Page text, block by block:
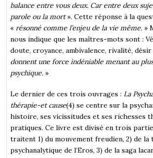
balance entre vous deux. Car entre deux
parole ou la mort». Cette réponse à la
« résonné comme l’enjeu de la vie même. »
nous indique que les maîtres-mots sont :
doute, croyance, ambivalence, rivalité,
donnent une force indéniable menant au
psychique. »
Le dernier de ces trois ouvrages : La
thérapie-et cause(4) se centre sur la
histoire, ses vicissitudes et ses richesses
pratiques. Ce livre est divisé en trois
traitent 1) du mouvement freudien, 2) de
psychanalytique de l’Eros, 3) de la saga